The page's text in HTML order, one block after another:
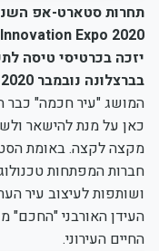
תחרות סטארט-אפ
בברצלונה נובמבר 2020
המושג "עיר חכמה" כבר
כאן על מנת להישאר
חברות המפתחות
ושותפות לעיצוב עיר
העידן האורבני "החכם"
החיים העירוני.